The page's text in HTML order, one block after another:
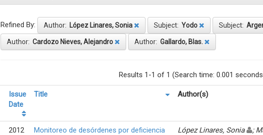
Refined By: Author: López Linares, Sonia Subject: Yodo Subject:
Author: Cardozo Nieves, Alejandro Author: Gallardo, Blas.
Results 1-1 of 1 (Search time: 0.001
Issue
Date
Title Author(s)
2012
Monitoreo de desórdenes por deficiencia
López Linares, Sonia ;